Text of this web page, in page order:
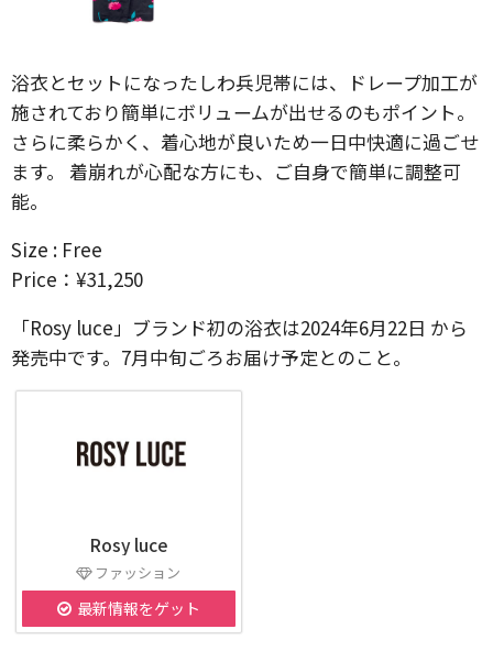
浴衣とセットになったしわ兵児帯には、ドレープ加工が
施されており簡単にボリュームが出せるのもポイント。
さらに柔らかく、着心地が良いため一日中快適に過ごせ
ます。 着崩れが心配な方にも、ご自身で簡単に調整可
能。
Size : Free
Price：¥31,250
「Rosy luce」ブランド初の浴衣は2024年6月22日 から
発売中です。7月中旬ごろお届け予定とのこと。
Rosy luce
ファッション
最新情報をゲット